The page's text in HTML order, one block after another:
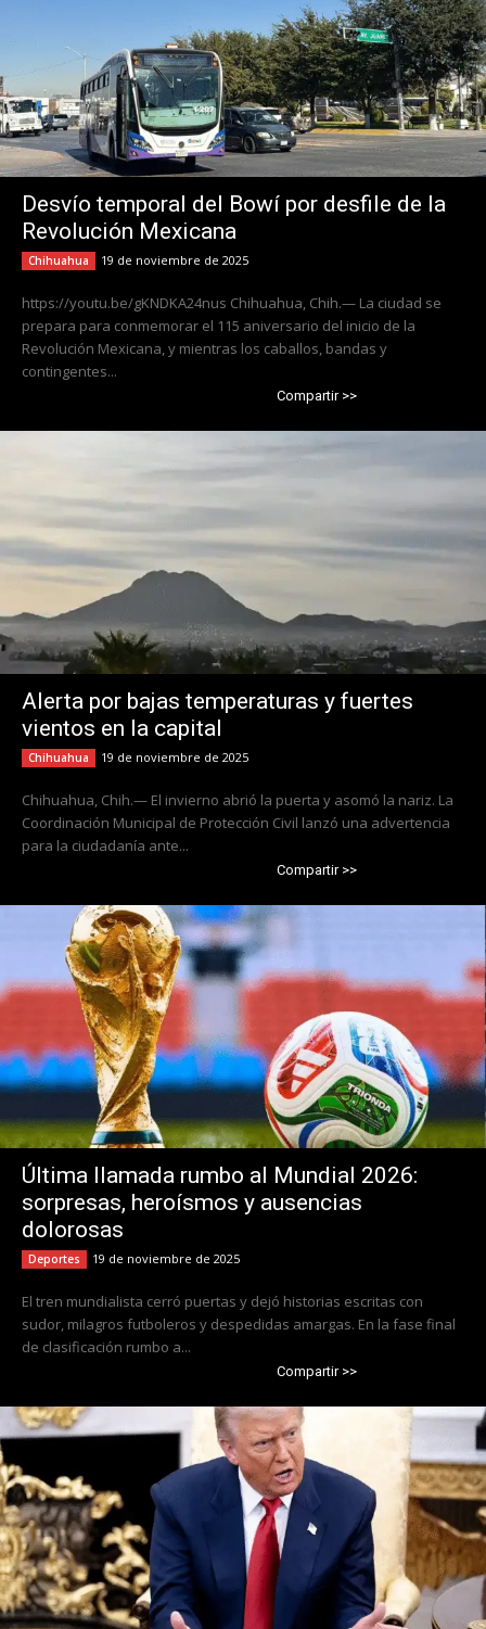
Desvío temporal del Bowí por desfile de la
Revolución Mexicana
Chihuahua 19 de noviembre de 2025
https://youtu.be/gKNDKA24nus Chihuahua, Chih.— La ciudad se
prepara para conmemorar el 115 aniversario del inicio de la
Revolución Mexicana, y mientras los caballos, bandas y
contingentes...
Compartir >>
Alerta por bajas temperaturas y fuertes
vientos en la capital
Chihuahua 19 de noviembre de 2025
Chihuahua, Chih.— El invierno abrió la puerta y asomó la nariz. La
Coordinación Municipal de Protección Civil lanzó una advertencia
para la ciudadanía ante...
Compartir >>
Última llamada rumbo al Mundial 2026:
sorpresas, heroísmos y ausencias
dolorosas
Deportes 19 de noviembre de 2025
El tren mundialista cerró puertas y dejó historias escritas con
sudor, milagros futboleros y despedidas amargas. En la fase final
de clasificación rumbo a...
Compartir >>